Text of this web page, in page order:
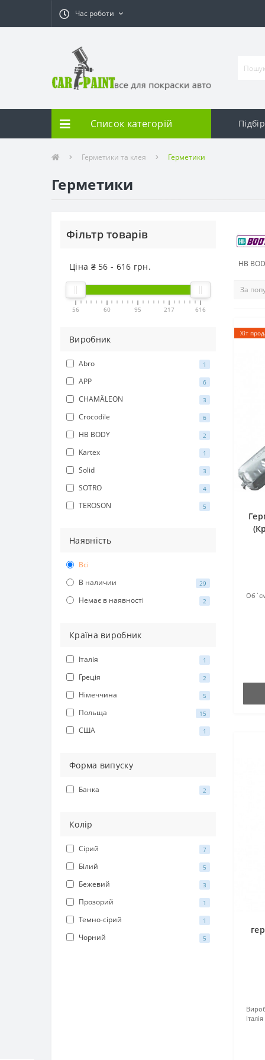
Час роботи
Список категорій
Герметики та клея Герметики
Герметики
Фільтр товарів
Ціна ₴ 56 - 616 грн.
56 60 95 217 616
Виробник
Abro 1
APP 6
CHAMÄLEON 3
Crocodile 6
HB BODY 2
Kartex 1
Solid 3
SOTRO 4
TEROSON 5
Наявність
Всі
В наличии
29
Немає в наявності 2
Країна виробник
Італія 1
Греція 2
Німеччина 5
Польща 15
США 1
Форма випуску
Банка 2
Колір
Cірий 7
Білий 5
Бежевий 3
Прозорий 1
Темно-сірий 1
Чорний 5
HB
Хіт
Італія